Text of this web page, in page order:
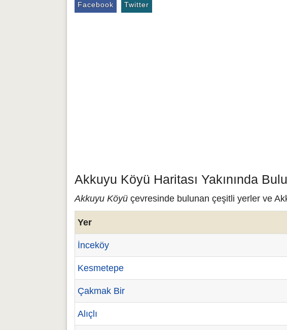
Facebook Twitter
Akkuyu Köyü Haritası Yakınında
Akkuyu Köyü çevresinde bulunan çeşitli yerler ve
Yer
İnceköy
Kesmetepe
Çakmak Bir
Alıçlı